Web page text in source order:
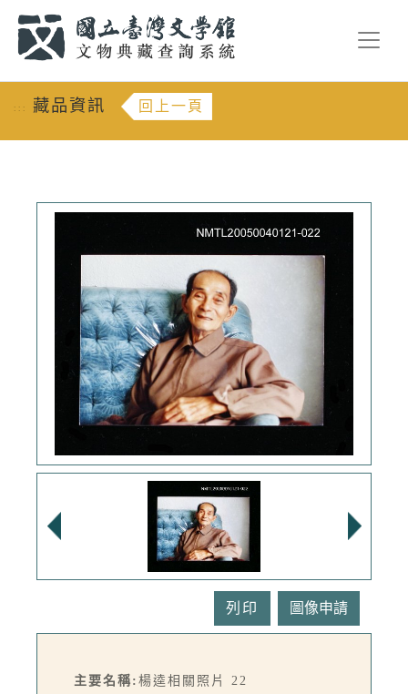
::: 藏品資訊 回上一頁
列印
主要名稱: 楊逵相關照片 22